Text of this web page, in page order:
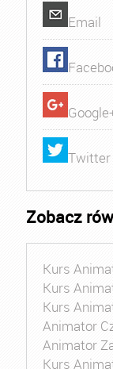
Email
Twitter
Zobacz
Kurs
Kurs
Kurs
Animator
Animator
Kurs